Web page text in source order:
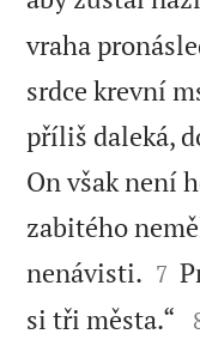
vraha
srdce krevní
příliš daleká,
On však není
zabitého
nenávisti. 

7
si tři města.“